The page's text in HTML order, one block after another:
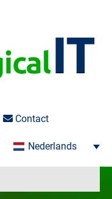
Contact
Nederlands